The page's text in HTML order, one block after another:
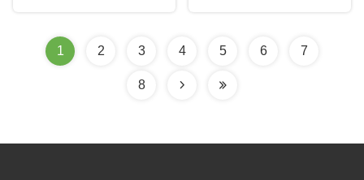
1 2 3 4 5 6 7
8